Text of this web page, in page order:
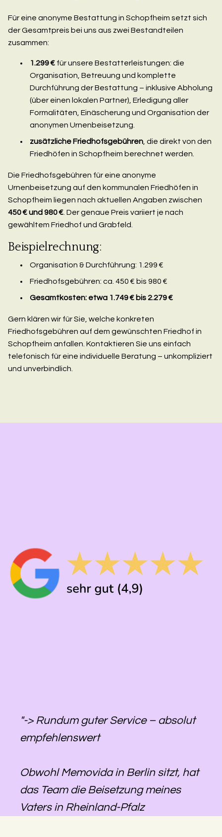
Für eine anonyme Bestattung in Schopfheim setzt sich
der Gesamtpreis bei uns aus zwei Bestandteilen
zusammen:
1.299 € für unsere Bestatterleistungen: die
Organisation, Betreuung und komplette
Durchführung der Bestattung – inklusive Abholung
(über einen lokalen Partner), Erledigung aller
Formalitäten, Einäscherung und Organisation der
anonymen Urnenbeisetzung.
zusätzliche Friedhofsgebühren , die direkt von den
Friedhöfen in Schopfheim berechnet werden.
Die Friedhofsgebühren für eine anonyme
Urnenbeisetzung auf den kommunalen Friedhöfen in
Schopfheim liegen nach aktuellen Angaben zwischen
450 € und 980 € . Der genaue Preis variiert je nach
gewähltem Friedhof und Grabfeld.
Beispielrechnung:
Organisation & Durchführung: 1.299 €
Friedhofsgebühren: ca. 450 € bis 980 €
Gesamtkosten: etwa 1.749 € bis 2.279 €
Gern klären wir für Sie, welche konkreten
Friedhofsgebühren auf dem gewünschten Friedhof in
Schopfheim anfallen. Kontaktieren Sie uns einfach
telefonisch für eine individuelle Beratung – unkompliziert
und unverbindlich.
"-> Rundum guter Service – absolut
empfehlenswert
Obwohl Memovida in Berlin sitzt, hat
das Team die Beisetzung meines
Vaters in Rheinland-Pfalz